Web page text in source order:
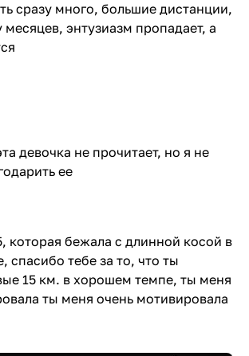
сразу много, большие дистанции,
энтузиазм пропадает, а
девочка не прочитает, но я не
ее
которая бежала с длинной косой в
спасибо тебе за то, что ты
15 км. в хорошем темпе, ты меня
ты меня очень мотивировала